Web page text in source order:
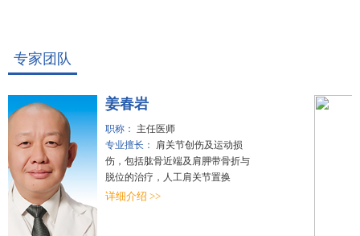
专家团队
姜春岩
职称：主任医师
专业擅长：肩关节创伤及运动损
伤，包括肱骨近端及肩胛带骨折与
脱位的治疗，人工肩关节置换
详细介绍 >>